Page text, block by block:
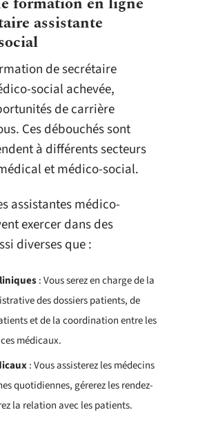
assistante
de secrétaire
social achevée,
de carrière
Ces débouchés sont
à différents secteurs
et médico-social.
assistantes médico-
exercer dans des
diverses que :
: Vous serez en charge de la
des dossiers patients, de
et de la coordination entre les
médicaux.
: Vous assisterez les médecins
quotidiennes, gérerez les rendez-
la relation avec les patients.